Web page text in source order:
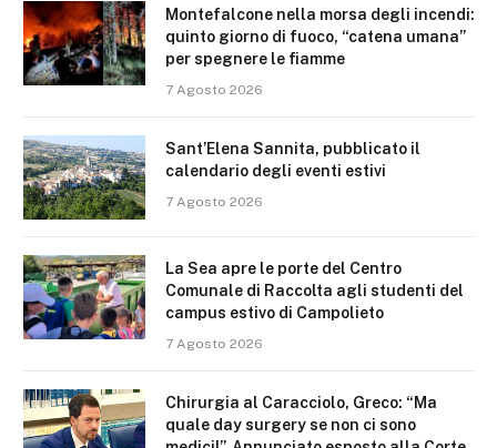
Montefalcone nella morsa degli incendi:
quinto giorno di fuoco, “catena umana”
per spegnere le fiamme
7 Agosto 2026
Sant’Elena Sannita, pubblicato il
calendario degli eventi estivi
7 Agosto 2026
La Sea apre le porte del Centro
Comunale di Raccolta agli studenti del
campus estivo di Campolieto
7 Agosto 2026
Chirurgia al Caracciolo, Greco: “Ma
quale day surgery se non ci sono